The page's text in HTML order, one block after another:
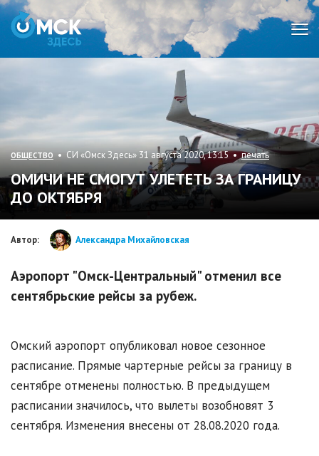
ОБЩЕСТВО• СИ «Омск Здесь» 31 августа 2020, 13:15 •печать
ОМИЧИ НЕ СМОГУТ УЛЕТЕТЬ ЗА ГРАНИЦУ
ДО ОКТЯБРЯ
Автор: Александра Михайловская
Аэропорт "Омск-Центральный" отменил все
сентябрьские рейсы за рубеж.
Омский аэропорт опубликовал новое сезонное
расписание. Прямые чартерные рейсы за границу в
сентябре отменены полностью. В предыдущем
расписании значилось, что вылеты возобновят 3
сентября. Изменения внесены от 28.08.2020 года.